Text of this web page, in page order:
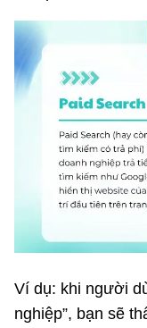
Ví dụ: khi người
nghiệp”, bạn sẽ